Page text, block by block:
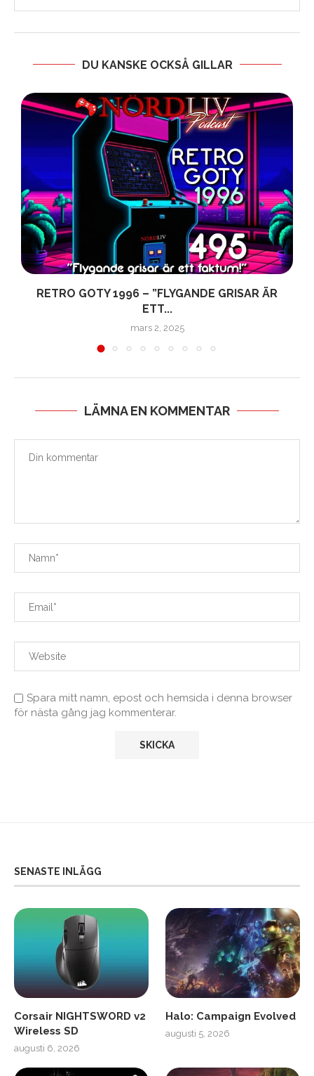
DU KANSKE OCKSÅ GILLAR
RETRO GOTY 1996 – ”FLYGANDE GRISAR ÄR
ETT...
mars 2, 2025
LÄMNA EN KOMMENTAR
Spara mitt namn, epost och hemsida i denna browser
för nästa gång jag kommenterar.
SENASTE INLÄGG
Corsair NIGHTSWORD v2
Wireless SD
augusti 6, 2026
Halo: Campaign Evolved
augusti 5, 2026